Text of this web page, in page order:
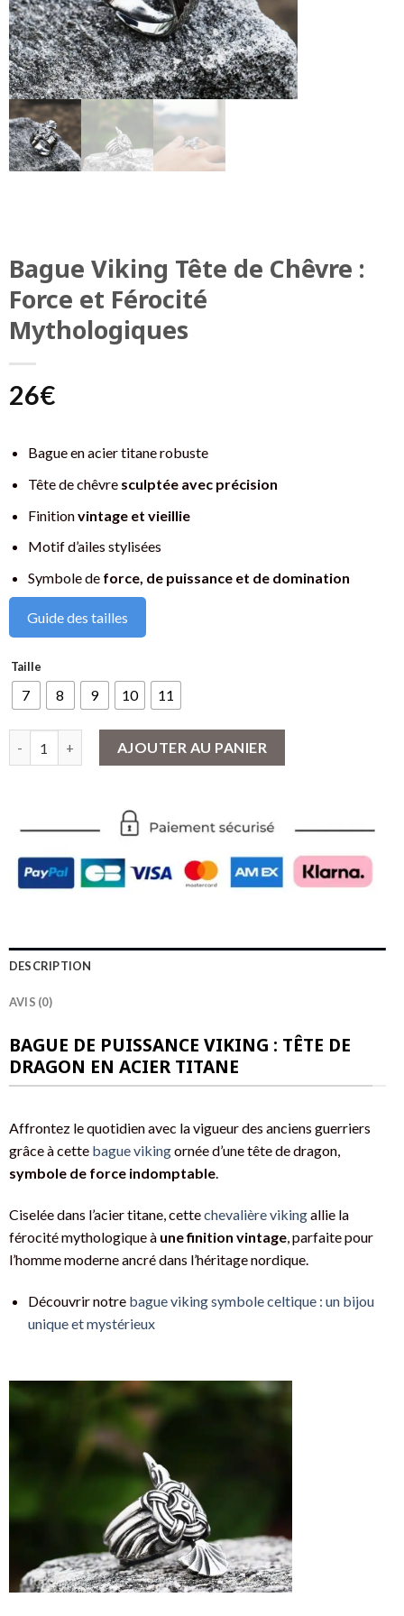
Bague Viking Tête de Chêvre :
Force et Férocité
Mythologiques
26€
Bague en acier titane robuste
Tête de chêvre sculptée avec précision
Finitionvintage et vieillie
Motif d’ailes stylisées
Symbole de force, de puissance et de domination
Guide des tailles
Taille
7 8 9 10 11
AJOUTER AU PANIER
DESCRIPTION
AVIS (0)
BAGUE DE PUISSANCE VIKING : TÊTE DE
DRAGON EN ACIER TITANE
Affrontez le quotidien avec la vigueur des anciens guerriers
grâce à cette bague vikingornée d’une tête de dragon,
symbole de force indomptable.
Ciselée dans l’acier titane, cettechevalière vikingallie la
férocité mythologique à une finition vintage, parfaite pour
l’homme moderne ancré dans l’héritage nordique.
Découvrir notre bague viking symbole celtique : un bijou
unique et mystérieux